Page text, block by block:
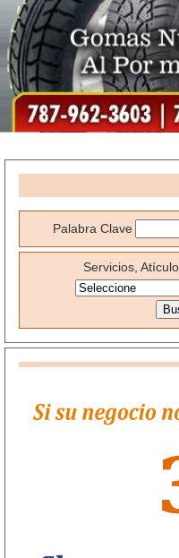
Palabra Clave
Servicios,